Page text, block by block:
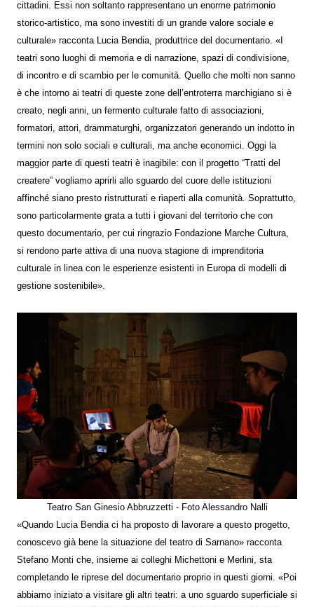
cittadini. Essi non soltanto rappresentano un enorme patrimonio
storico-artistico, ma sono investiti di un grande valore sociale e
culturale» racconta Lucia Bendia, produttrice del documentario. «I
teatri sono luoghi di memoria e di narrazione, spazi di condivisione,
di incontro e di scambio per le comunità. Quello che molti non sanno
è che intorno ai teatri di queste zone dell’entroterra marchigiano si è
creato, negli anni, un fermento culturale fatto di associazioni,
formatori, attori, drammaturghi, organizzatori generando un indotto in
termini non solo sociali e culturali, ma anche economici. Oggi la
maggior parte di questi teatri è inagibile: con il progetto “Tratti del
createre” vogliamo aprirli allo sguardo del cuore delle istituzioni
affinché siano presto ristrutturati e riaperti alla comunità. Soprattutto,
sono particolarmente grata a tutti i giovani del territorio che con
questo documentario, per cui ringrazio Fondazione Marche Cultura,
si rendono parte attiva di una nuova stagione di imprenditoria
culturale in linea con le esperienze esistenti in Europa di modelli di
gestione sostenibile».
Teatro San Ginesio Abbruzzetti - Foto Alessandro Nalli
«Quando Lucia Bendia ci ha proposto di lavorare a questo progetto,
conoscevo già bene la situazione del teatro di Sarnano» racconta
Stefano Monti che, insieme ai colleghi Michettoni e Merlini, sta
completando le riprese del documentario proprio in questi giorni. «Poi
abbiamo iniziato a visitare gli altri teatri: a uno sguardo superficiale si